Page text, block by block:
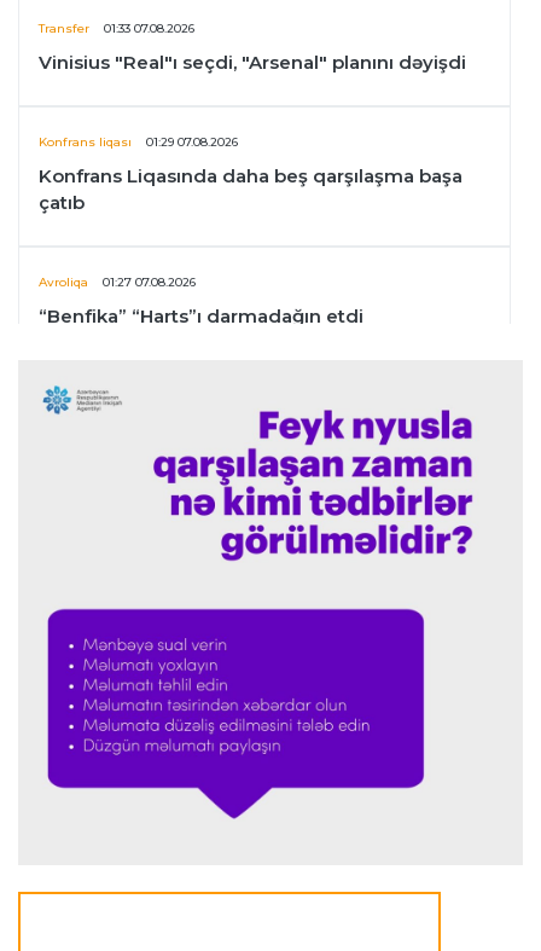
Transfer 01:33 07.08.2026
Vinisius "Real"ı seçdi, "Arsenal" planını dəyişdi
Konfrans liqası 01:29 07.08.2026
Konfrans Liqasında daha beş qarşılaşma başa
çatıb
Avroliqa 01:27 07.08.2026
“Benfika” “Harts”ı darmadağın etdi
İspaniya L.L.
"Barselona" Mərakeş klubuna qarşı keçirilməsi
planlaşdırılan yoldaşlıq oyununu ləğv etdi
23:59 06.08.2026
"Prezident səlahiyyətlərindən sui-istifadə edib"
Formula-1 23:51 06.08.2026
"Antonelli çox etibarlı pilota çevrilib"
Formula-1 23:44 06.08.2026
"Antonelli mövsümün ən yaxşı pilotlarından